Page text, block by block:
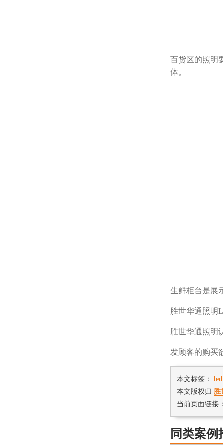
百货区的照明
体。
生鲜柜台是展
胜世华通照明
胜世华通照明
发顾客的购买
本文标签：
本文版权归 胜
当前页面链接
同类案例